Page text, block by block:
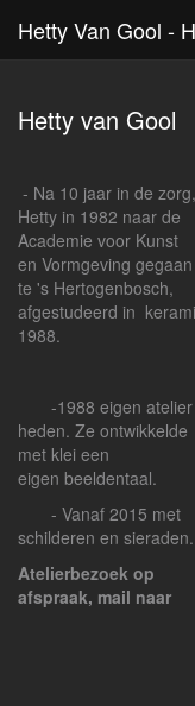
Hetty Van Gool -
Hetty van Gool
- Na 10 jaar in de
Hetty in 1982 naar de
Academie voor Kunst
en Vormgeving gegaan
te 's Hertogenbosch,
afgestudeerd in
-1988 eigen atelier
heden. Ze ontwikkelde
met klei een
eigen beeldentaal.
- Vanaf 2015 met
schilderen en sieraden.
Atelierbezoek op
afspraak, mail naar